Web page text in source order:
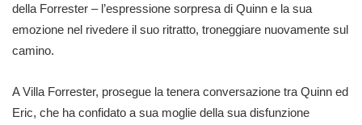
della Forrester – l’espressione sorpresa di Quinn e la sua
emozione nel rivedere il suo ritratto, troneggiare nuovamente sul
camino.
A Villa Forrester, prosegue la tenera conversazione tra Quinn ed
Eric, che ha confidato a sua moglie della sua disfunzione